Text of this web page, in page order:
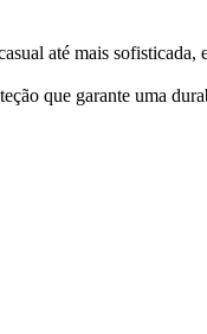
até mais
que garante uma